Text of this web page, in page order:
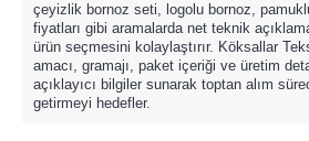
çeyizlik bornoz seti, logolu bornoz,
fiyatları gibi aramalarda net teknik
ürün seçmesini kolaylaştırır. Köksallar
amacı, gramajı, paket içeriği ve üretim
açıklayıcı bilgiler sunarak toptan alım
getirmeyi hedefler.